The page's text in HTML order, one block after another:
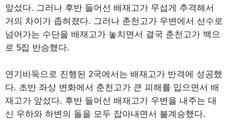
앞섰다. 그러나 후반 들어선 배재고가 무섭게 추격해서
거의 차이가 좁혀졌다. 그러나 춘천고가 우변에서 선수로
넘어가는 수단을 배재고가 놓치면서 결국 춘천고가 백으
로 5집 반승했다.
연기바둑으로 진행된 2국에서는 배재고가 반격에 성공했
다. 초반 좌상 변화에서 춘천고가 큰 피해를 입으면서 배
재고가 앞섰다. 후반 들어선 배재고가 우변을 내주는 대
신 우하와 하변의 돌을 모두 잡아내면서 불계승했다.